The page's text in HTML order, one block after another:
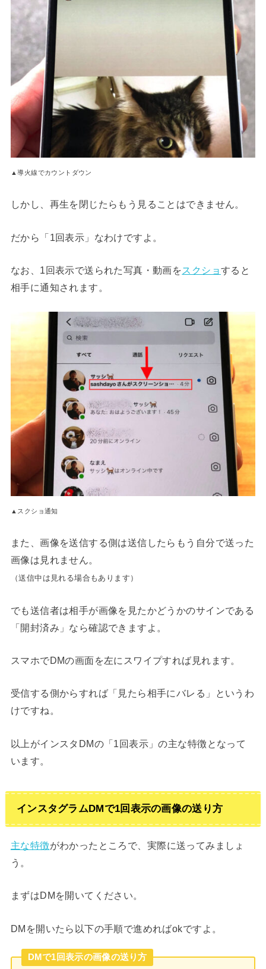
▲導火線でカウントダウン
しかし、再生を閉じたらもう見ることはできません。
だから「1回表示」なわけですよ。
なお、1回表示で送られた写真・動画をスクショすると
相手に通知されます。
▲スクショ通知
また、画像を送信する側は送信したらもう自分で送った
画像は見れません。
（送信中は見れる場合もあります）
でも送信者は相手が画像を見たかどうかのサインである
「開封済み」なら確認できますよ。
スマホでDMの画面を左にスワイプすれば見れます。
受信する側からすれば「見たら相手にバレる」というわ
けですね。
以上がインスタDMの「1回表示」の主な特徴となって
います。
インスタグラムDMで1回表示の画像の送り方
主な特徴がわかったところで、実際に送ってみましょ
う。
まずはDMを開いてください。
DMを開いたら以下の手順で進めればokですよ。
DMで1回表示の画像の送り方